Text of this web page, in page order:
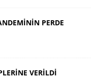
PERDE
VERİLDİ